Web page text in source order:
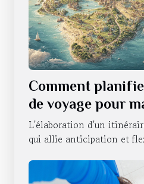
Comment
de voyage pour
expérience
L'élaboration d'un
qui allie anticipation et